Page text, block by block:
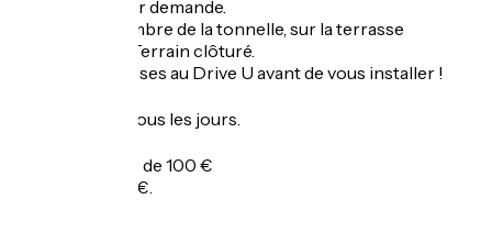
randonnées sur demande.
Barbecue à l’ombre de la tonnelle, sur la terrasse
panoramique. Terrain clôturé.
Faites vos courses au Drive U avant de vous installer !
Toute l'année tous les jours.
Nuitée : à partir de 100 €
Semaine : 700 €.